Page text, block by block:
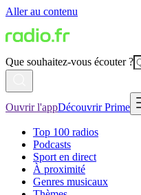
Aller au contenu
Que souhaitez-vous écouter ?
Ouvrir l'appDécouvrir Prime
Top 100 radios
Podcasts
Sport en direct
À proximité
Genres musicaux